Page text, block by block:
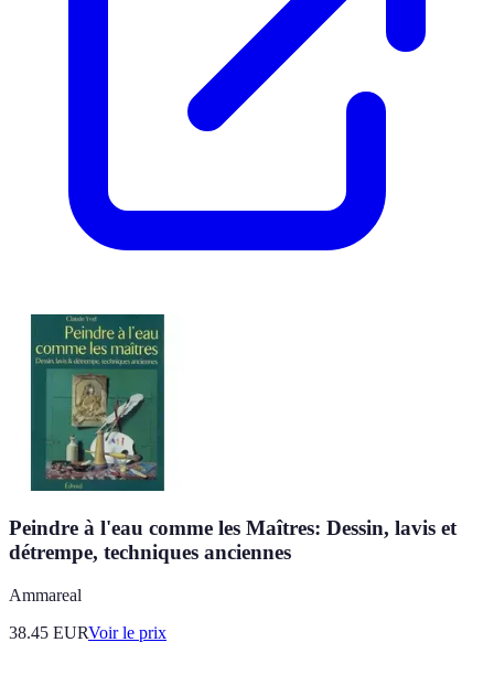
Peindre à l'eau comme les Maîtres: Dessin, lavis et
détrempe, techniques anciennes
Ammareal
38.45 EURVoir le prix